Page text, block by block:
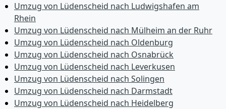
Umzug von Lüdenscheid nach Ludwigshafen am
Rhein
Umzug von Lüdenscheid nach Mülheim an der Ruhr
Umzug von Lüdenscheid nach Oldenburg
Umzug von Lüdenscheid nach Osnabrück
Umzug von Lüdenscheid nach Leverkusen
Umzug von Lüdenscheid nach Solingen
Umzug von Lüdenscheid nach Darmstadt
Umzug von Lüdenscheid nach Heidelberg